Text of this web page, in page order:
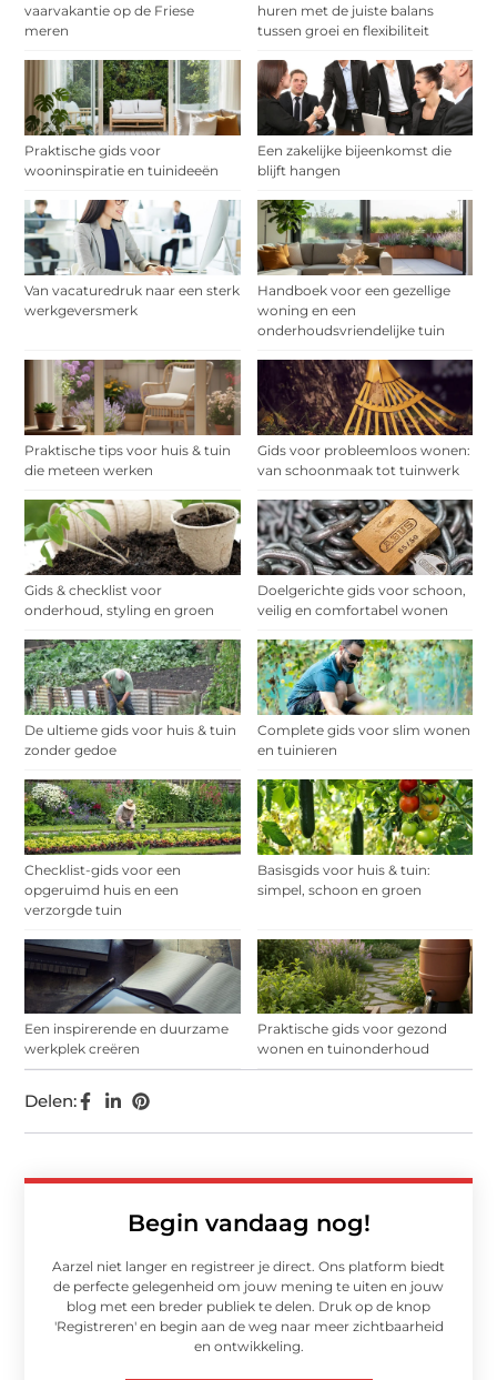
vaarvakantie op de Friese
meren
huren met de juiste balans
tussen groei en flexibiliteit
Praktische gids voor
wooninspiratie en tuinideeën
Een zakelijke bijeenkomst die
blijft hangen
Van vacaturedruk naar een sterk
werkgeversmerk
Handboek voor een gezellige
woning en een
onderhoudsvriendelijke tuin
Praktische tips voor huis & tuin
die meteen werken
Gids voor probleemloos wonen:
van schoonmaak tot tuinwerk
Gids & checklist voor
onderhoud, styling en groen
Doelgerichte gids voor schoon,
veilig en comfortabel wonen
De ultieme gids voor huis & tuin
zonder gedoe
Complete gids voor slim wonen
en tuinieren
Checklist-gids voor een
opgeruimd huis en een
verzorgde tuin
Basisgids voor huis & tuin:
simpel, schoon en groen
Een inspirerende en duurzame
werkplek creëren
Praktische gids voor gezond
wonen en tuinonderhoud
Begin vandaag nog!
Aarzel niet langer en registreer je direct. Ons platform biedt
de perfecte gelegenheid om jouw mening te uiten en jouw
blog met een breder publiek te delen. Druk op de knop
'Registreren' en begin aan de weg naar meer zichtbaarheid
en ontwikkeling.
Delen: